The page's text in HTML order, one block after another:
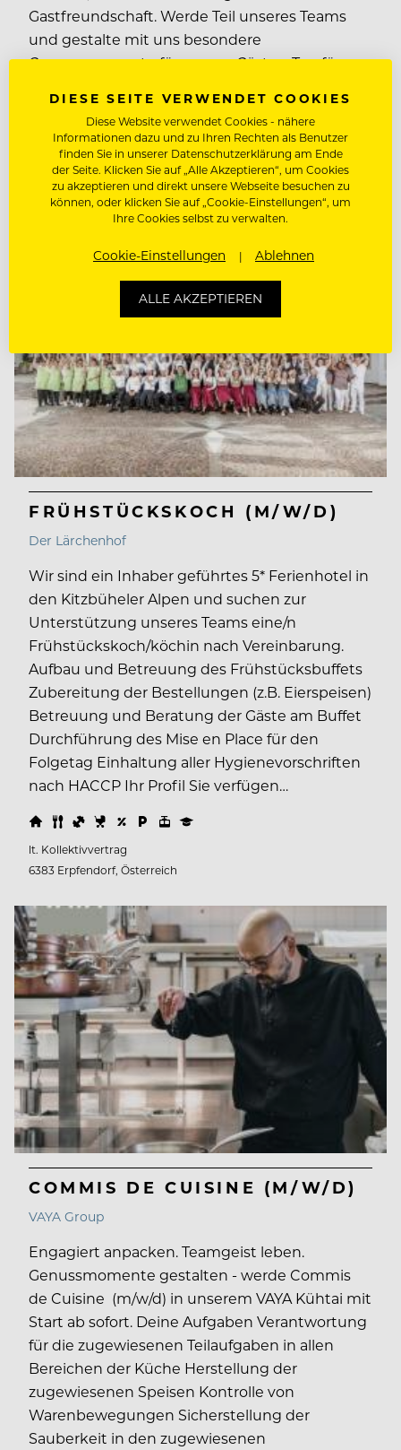
Gastfreundschaft. Werde Teil unseres Teams
und gestalte mit uns besondere
Genussmomente für unsere Gäste – Tag für
Entscheidungen…
lt. Kollektivvertrag
6112 Wattens, Österreich
FRÜHSTÜCKSKOCH (M/W/D)
Der Lärchenhof
Wir sind ein Inhaber geführtes 5* Ferienhotel in
den Kitzbüheler Alpen und suchen zur
Unterstützung unseres Teams eine/n
Frühstückskoch/köchin nach Vereinbarung.
Aufbau und Betreuung des Frühstücksbuffets
Zubereitung der Bestellungen (z.B. Eierspeisen)
Betreuung und Beratung der Gäste am Buffet
Durchführung des Mise en Place für den
Folgetag Einhaltung aller Hygienevorschriften
nach HACCP Ihr Profil Sie verfügen…
lt. Kollektivvertrag
6383 Erpfendorf, Österreich
COMMIS DE CUISINE (M/W/D)
VAYA Group
Engagiert anpacken. Teamgeist leben.
Genussmomente gestalten - werde Commis
de Cuisine (m/w/d) in unserem VAYA Kühtai mit
Start ab sofort. Deine Aufgaben Verantwortung
für die zugewiesenen Teilaufgaben in allen
Bereichen der Küche Herstellung der
zugewiesenen Speisen Kontrolle von
Warenbewegungen Sicherstellung der
Sauberkeit in den zugewiesenen
DIESE SEITE VERWENDET COOKIES
Diese Website verwendet Cookies - nähere
Informationen dazu und zu Ihren Rechten als Benutzer
finden Sie in unserer Datenschutzerklärung am Ende
der Seite. Klicken Sie auf „Alle Akzeptieren“, um Cookies
zu akzeptieren und direkt unsere Webseite besuchen zu
können, oder klicken Sie auf „Cookie-Einstellungen“, um
Ihre Cookies selbst zu verwalten.
Cookie-Einstellungen Ablehnen
ALLE AKZEPTIEREN